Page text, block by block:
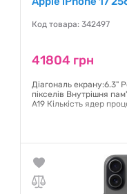
Код товара: 342497
41804 грн
Діагональ екрану:6.3"
пікселів Внутрішня
A19 Кількість ядер